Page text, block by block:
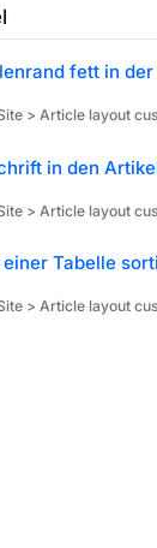
> Article layout
in den
> Article layout
Tabelle
> Article layout